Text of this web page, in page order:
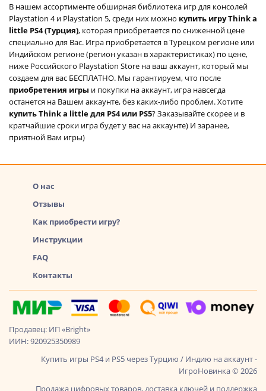
В нашем ассортименте обширная библиотека игр для консолей
Playstation 4 и Playstation 5, среди них можно купить игру Think a
little PS4 (Турция), которая приобретается по сниженной цене
специально для Вас. Игра приобретается в Турецком регионе или
Индийском регионе (регион указан в характеристиках) по цене,
ниже Российского Playstation Store на ваш аккаунт, который мы
создаем для вас БЕСПЛАТНО. Мы гарантируем, что после
приобретения игры и покупки на аккаунт, игра навсегда
останется на Вашем аккаунте, без каких-либо проблем. Хотите
купить Think a little для PS4 или PS5? Заказывайте скорее и в
кратчайшие сроки игра будет у вас на аккаунте) И заранее,
приятной Вам игры)
О нас
Отзывы
Как приобрести игру?
Инструкции
FAQ
Контакты
Продавец: ИП «Bright»
ИИН: 920925350989
Купить игры PS4 и PS5 через Турцию / Индию на аккаунт -
ИгроНовинка © 2026
Продажа цифровых товаров, доставка ключей и поддержка